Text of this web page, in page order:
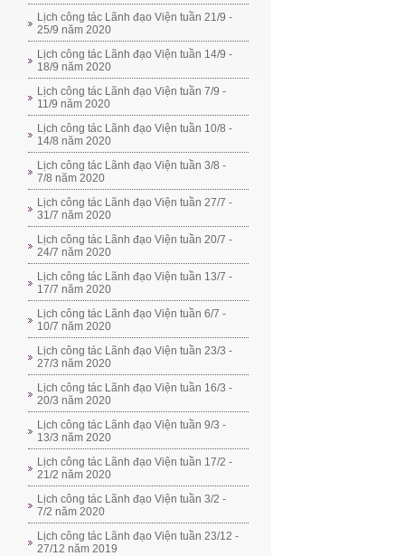
Lịch công tác Lãnh đạo Viện tuần 21/9 -
25/9 năm 2020
Lịch công tác Lãnh đạo Viện tuần 14/9 -
18/9 năm 2020
Lịch công tác Lãnh đạo Viện tuần 7/9 -
11/9 năm 2020
Lịch công tác Lãnh đạo Viện tuần 10/8 -
14/8 năm 2020
Lịch công tác Lãnh đạo Viện tuần 3/8 -
7/8 năm 2020
Lịch công tác Lãnh đạo Viện tuần 27/7 -
31/7 năm 2020
Lịch công tác Lãnh đạo Viện tuần 20/7 -
24/7 năm 2020
Lịch công tác Lãnh đạo Viện tuần 13/7 -
17/7 năm 2020
Lịch công tác Lãnh đạo Viện tuần 6/7 -
10/7 năm 2020
Lịch công tác Lãnh đạo Viện tuần 23/3 -
27/3 năm 2020
Lịch công tác Lãnh đạo Viện tuần 16/3 -
20/3 năm 2020
Lịch công tác Lãnh đạo Viện tuần 9/3 -
13/3 năm 2020
Lịch công tác Lãnh đạo Viện tuần 17/2 -
21/2 năm 2020
Lịch công tác Lãnh đạo Viện tuần 3/2 -
7/2 năm 2020
Lịch công tác Lãnh đạo Viện tuần 23/12 -
27/12 năm 2019